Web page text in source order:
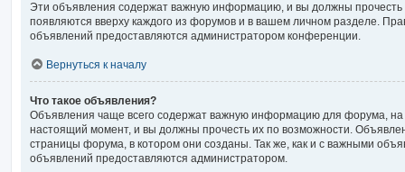
Эти объявления содержат важную информацию, и вы должны прочесть
появляются вверху каждого из форумов и в вашем личном разделе.
объявлений предоставляются администратором конференции.
Вернуться к началу
Что такое объявления?
Объявления чаще всего содержат важную информацию для форума, на
настоящий момент, и вы должны прочесть их по возможности.
страницы форума, в котором они созданы. Так же, как и с важными
объявлений предоставляются администратором.